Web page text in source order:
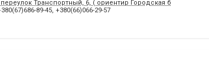
Транспортный, 6, ( ориентир Городская больница
89-45, +380(66)066-29-57